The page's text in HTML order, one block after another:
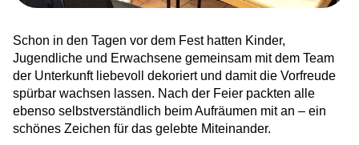
Ankommen und aufblühen: Frühling in der
NUK Bad Bodenteich
Beelitzhof United – Sport, Vielfalt und ein
Zeichen gegen Rassismus
Schon in den Tagen vor dem Fest hatten Kinder,
Jugendliche und Erwachsene gemeinsam mit dem Team
der Unterkunft liebevoll dekoriert und damit die Vorfreude
spürbar wachsen lassen. Nach der Feier packten alle
ebenso selbstverständlich beim Aufräumen mit an – ein
schönes Zeichen für das gelebte Miteinander.